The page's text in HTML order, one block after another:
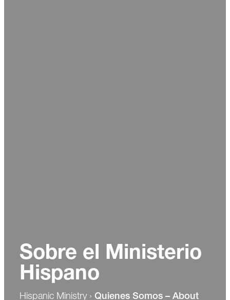
Sobre el Ministerio
Hispano
Hispanic Ministry› Quienes Somos – About